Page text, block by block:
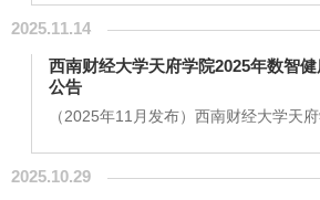
员，有关事项如下：一、招聘岗位：西
院继续教育学院工作人员（绵阳校区1
1.市场拓展与品牌建设（1）深入进行市
动态与竞争对手，挖掘潜在培训需求；
项目的市场推广策略；（3）负责开拓
2025.11.14
西南财经大学天府学院2025年数智
公告
（2025年11月发布）西南财经大学天
人员，有关事项如下：一、招聘岗位：
学院数智健康产业学院工作人员（绵阳
2025.10.29